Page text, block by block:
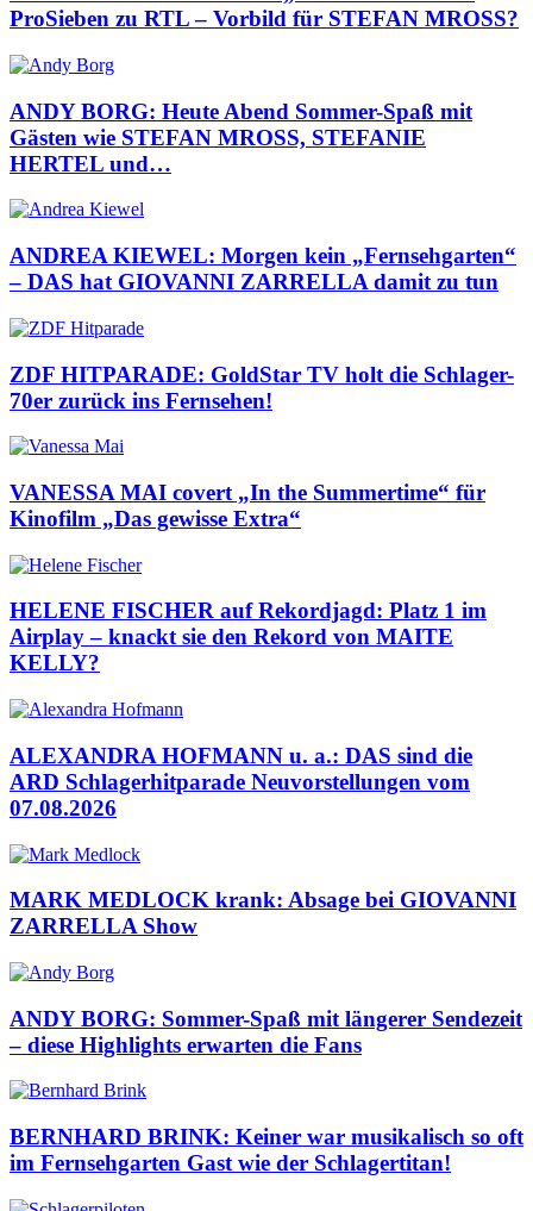
ProSieben zu RTL – Vorbild für STEFAN MROSS?
ANDY BORG: Heute Abend Sommer-Spaß mit
Gästen wie STEFAN MROSS, STEFANIE
HERTEL und…
ANDREA KIEWEL: Morgen kein „Fernsehgarten“
– DAS hat GIOVANNI ZARRELLA damit zu tun
ZDF HITPARADE: GoldStar TV holt die Schlager-
70er zurück ins Fernsehen!
VANESSA MAI covert „In the Summertime“ für
Kinofilm „Das gewisse Extra“
HELENE FISCHER auf Rekordjagd: Platz 1 im
Airplay – knackt sie den Rekord von MAITE
KELLY?
ALEXANDRA HOFMANN u. a.: DAS sind die
ARD Schlagerhitparade Neuvorstellungen vom
07.08.2026
MARK MEDLOCK krank: Absage bei GIOVANNI
ZARRELLA Show
ANDY BORG: Sommer-Spaß mit längerer Sendezeit
– diese Highlights erwarten die Fans
BERNHARD BRINK: Keiner war musikalisch so oft
im Fernsehgarten Gast wie der Schlagertitan!